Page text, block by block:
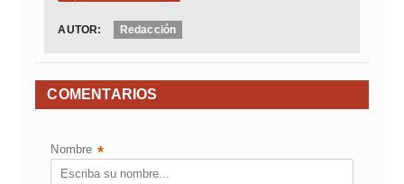
AUTOR: Redacción
COMENTARIOS
Nombre *